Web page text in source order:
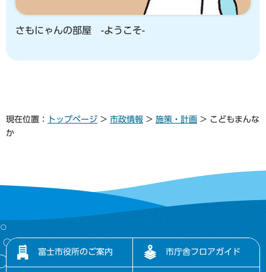
さもにゃんの部屋 -ようこそ-
現在位置： トップページ > 市政情報 > 施策・計画 > こどもまんな
か
富士市役所のご案内 市庁舎フロアガイド